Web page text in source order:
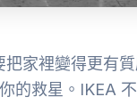
家裡變得更有
的救星。IKEA